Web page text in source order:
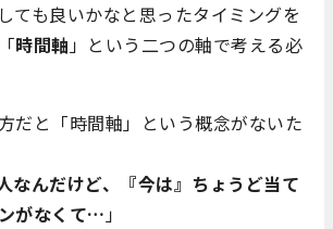
ても良いかなと思ったタイミングを
時間軸」という二つの軸で考える必
だと「時間軸」という概念がないた
なんだけど、『今は』ちょうど当て
がなくて…」